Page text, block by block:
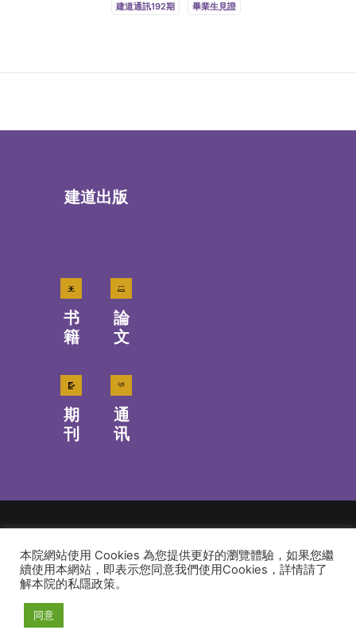
建道通訊192期 畢業生見證
建道出版
书
籍
論
文
期
刊
通
讯
© 2026 建道神學院Alliance Bible Seminary. All rights reserved
本院網站使用 Cookies 為您提供更好的瀏覽體驗，如果您繼
續使用本網站，即表示您同意我們使用Cookies，詳情請了
解本院的私隱政策。
同意